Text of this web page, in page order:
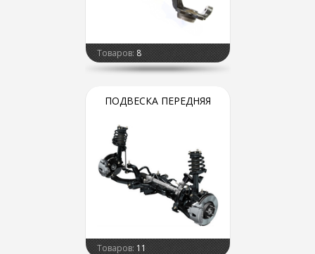
Товаров: 8
ПОДВЕСКА ПЕРЕДНЯЯ
Товаров: 11